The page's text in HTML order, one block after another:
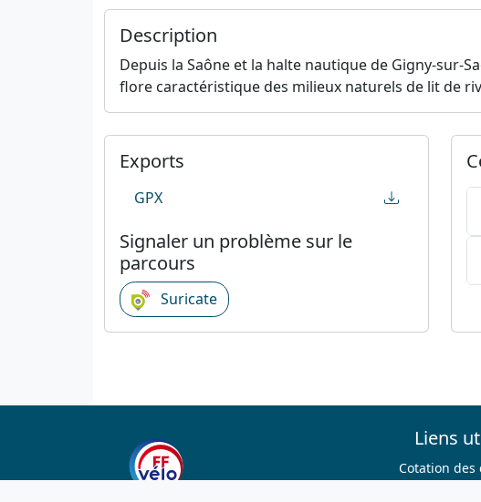
Description
Depuis la Saône et la halte nautique de Gigny-sur-
flore caractéristique des milieux naturels de lit de
Exports
GPX
Signaler un problème sur le
parcours
Suricate
Liens
Cotation des